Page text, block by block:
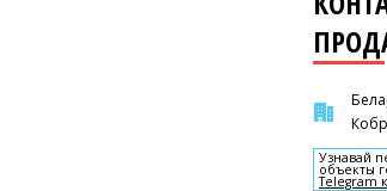
Узнавай
объекты
Telegram